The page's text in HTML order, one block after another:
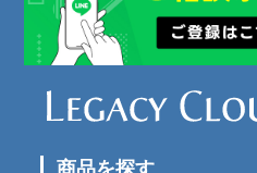
商品を探す